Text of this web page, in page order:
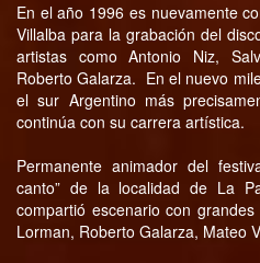
En el año 1996 es nuevamente
Villalba para la grabación del
artistas como Antonio Niz,
Roberto Galarza. En el nuevo
el sur Argentino más
continúa con su carrera artística.
Permanente animador del
canto” de la localidad de La
compartió escenario con
Lorman, Roberto Galarza, Mateo